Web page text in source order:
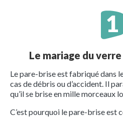
Le mariage du
Le pare-brise est fabriqué dans
cas de débris ou d’accident. Il
qu’il se brise en mille morceaux
C’est pourquoi le pare-brise est